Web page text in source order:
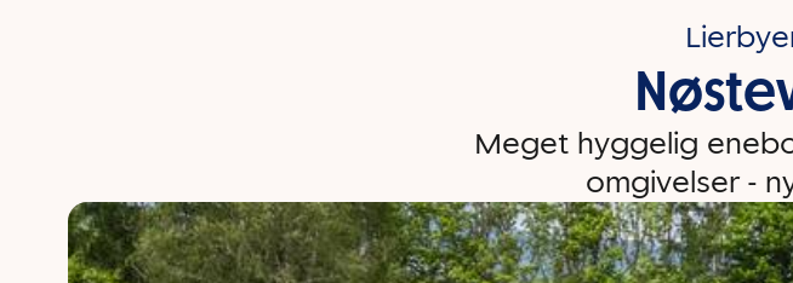
Meget hyggelig
omgivelser -